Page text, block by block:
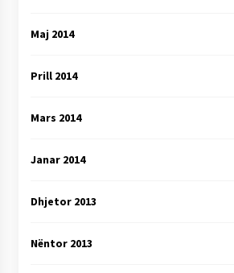
Maj 2014
Prill 2014
Mars 2014
Janar 2014
Dhjetor 2013
Nëntor 2013